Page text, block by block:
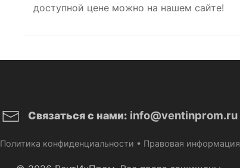
доступной цене можно на нашем сайте!
Связаться с нами: info@ventinprom.ru
Политика конфиденциальности • Правовая информация